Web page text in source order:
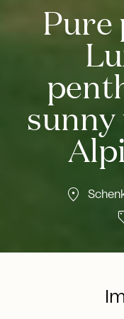
Pure
location_on